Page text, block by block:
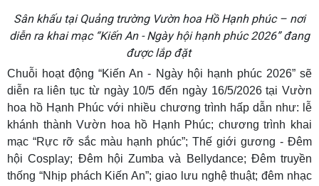
Sân khấu tại Quảng trường Vườn hoa Hồ Hạnh phúc – nơi
diễn ra khai mạc “Kiến An - Ngày hội hạnh phúc 2026” đang
được lắp đặt
Chuỗi hoạt động “Kiến An - Ngày hội hạnh phúc 2026” sẽ
diễn ra liên tục từ ngày 10/5 đến ngày 16/5/2026 tại Vườn
hoa hồ Hạnh Phúc với nhiều chương trình hấp dẫn như: lễ
khánh thành Vườn hoa hồ Hạnh Phúc; chương trình khai
mạc “Rực rỡ sắc màu hạnh phúc”; Thế giới gương - Đêm
hội Cosplay; Đêm hội Zumba và Bellydance; Đêm truyền
thống “Nhịp phách Kiến An”; giao lưu nghệ thuật; đêm nhạc